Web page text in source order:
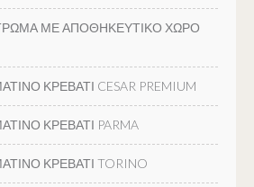
ΜΕ ΑΠΟΘΗΚΕΥΤΙΚΟ ΧΩΡΟ
ΚΡΕΒΑΤΙ CESAR PREMIUM
ΚΡΕΒΑΤΙ PARMA
ΚΡΕΒΑΤΙ TORINO